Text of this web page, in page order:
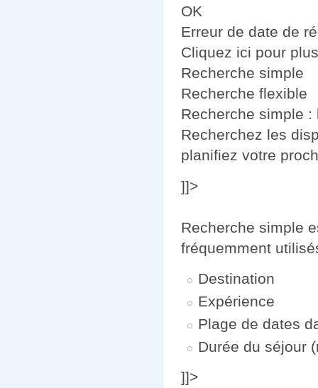
OK
Erreur de date de
Cliquez ici pour
Recherche simple
Recherche flexible
Recherche simple
Recherchez les
planifiez votre
]]>
Recherche simple
fréquemment
Destination
Expérience
Plage de dates
Durée du séjour
]]>